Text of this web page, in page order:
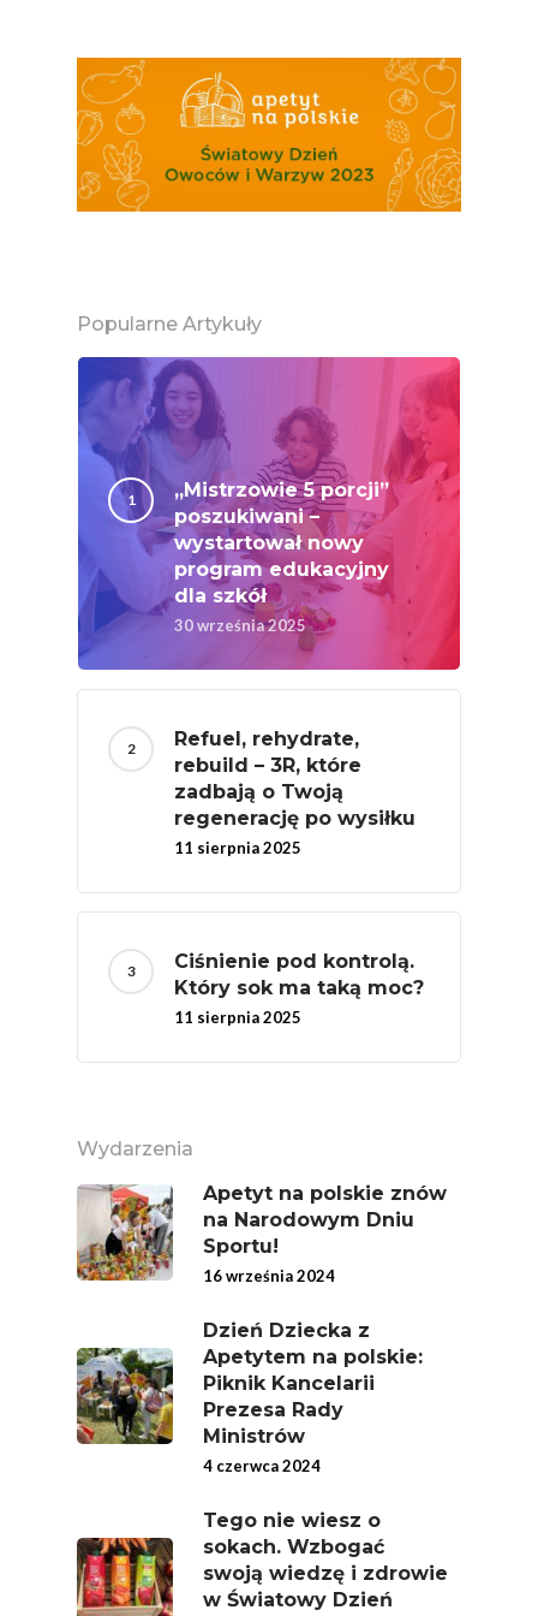
Popularne Artykuły
„Mistrzowie 5 porcji”
poszukiwani –
wystartował nowy
program edukacyjny
dla szkół
30 września 2025
Refuel, rehydrate,
rebuild – 3R, które
zadbają o Twoją
regenerację po wysiłku
11 sierpnia 2025
Ciśnienie pod kontrolą.
Który sok ma taką moc?
11 sierpnia 2025
Wydarzenia
Apetyt na polskie znów
na Narodowym Dniu
Sportu!
16 września 2024
Dzień Dziecka z
Apetytem na polskie:
Piknik Kancelarii
Prezesa Rady
Ministrów
4 czerwca 2024
Tego nie wiesz o
sokach. Wzbogać
swoją wiedzę i zdrowie
w Światowy Dzień
Naturalnie, Że
MOC POLSKICH
# Wybieram
Jabłka
Narodowe Badania
Konsumpcji Warzyw
Owoców
Nutriscore Fakty
Federacja
Związków
Rolnych – Ziemniaki
Jedz Owoce I
Nich Największa
Skrywa!
Festiwal Młody
Ziemniak
Jemy Eko Warzywa I
Polskie Forum
Ekologicznej
Chrup Owoce, Jedz
Warzywa – To Na
Związek Zawodowy
Rolników Ojczyzna
Branża
Badania